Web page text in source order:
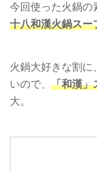
今回使った火鍋の
十八和漢火鍋スー
火鍋大好きな割
いので、 「和漢」
大。